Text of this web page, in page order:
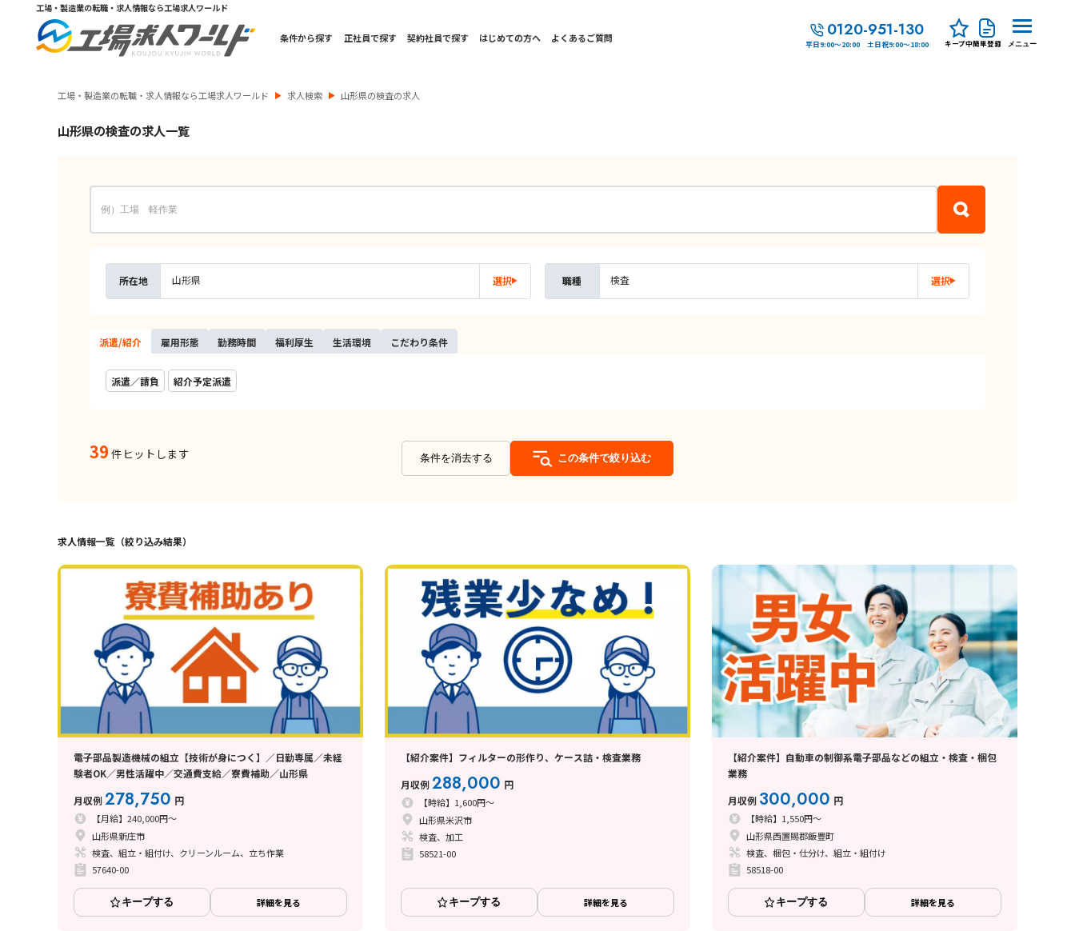
工場・製造業の転職・求人情報なら工場求人ワールド
条件から探す 正社員で探す 契約社員で探す はじめての方へ よくあるご質問 0120-951-130
平日9:00～20:00 土日祝9:00～18:00 キープ中簡単登録 メニュー
工場・製造業の転職・求人情報なら工場求人ワールド 求人検索 山形県の検査の求人
山形県の検査の求人一覧
所在地 山形県 選択 職種 検査 選択
派遣/紹介 雇用形態 勤務時間 福利厚生 生活環境 こだわり条件
派遣／請負 紹介予定派遣
39 件ヒットします 条件を消去する この条件で絞り込む
求人情報一覧（絞り込み結果）
電子部品製造機械の組立【技術が身につく】／日勤専属／未経
験者OK／男性活躍中／交通費支給／寮費補助／山形県
月収例278,750 円
【月給】240,000円～
山形県新庄市
検査、組立・組付け、クリーンルーム、立ち作業
57640-00
キープする 詳細を見る
【紹介案件】フィルターの形作り、ケース詰・検査業務
月収例288,000 円
【時給】1,600円～
山形県米沢市
検査、加工
58521-00
キープする 詳細を見る
【紹介案件】自動車の制御系電子部品などの組立・検査・梱包
業務
月収例 300,000 円
【時給】1,550円～
山形県西置賜郡飯豊町
検査、梱包・仕分け、組立・組付け
58518-00
キープする 詳細を見る